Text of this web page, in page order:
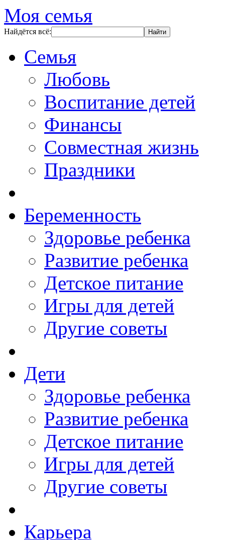
Моя семья
Найдётся всё:
Семья
Любовь
Воспитание детей
Финансы
Совместная жизнь
Праздники
Беременность
Здоровье ребенка
Развитие ребенка
Детское питание
Игры для детей
Другие советы
Дети
Здоровье ребенка
Развитие ребенка
Детское питание
Игры для детей
Другие советы
Карьера